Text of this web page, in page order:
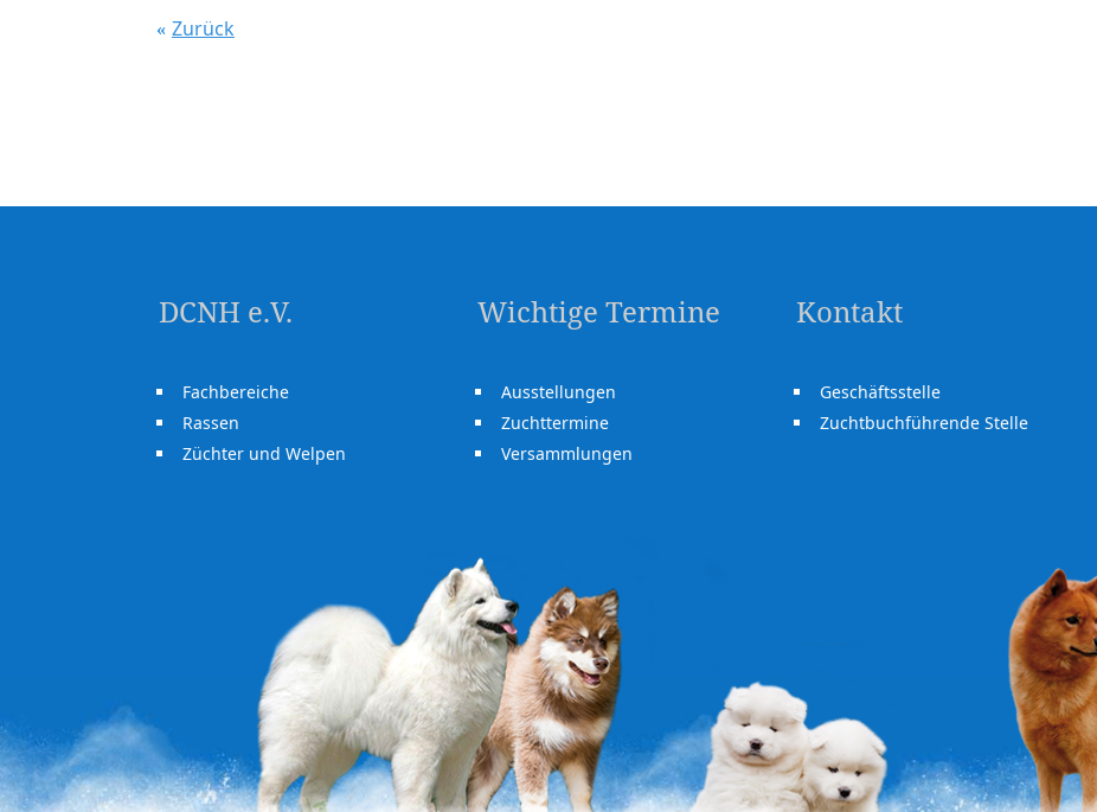
Zurück
DCNH e.V.
Fachbereiche
Rassen
Züchter und Welpen
Wichtige Termine
Ausstellungen
Zuchttermine
Versammlungen
Kontakt
Geschäftsstelle
Zuchtbuchführende Stelle